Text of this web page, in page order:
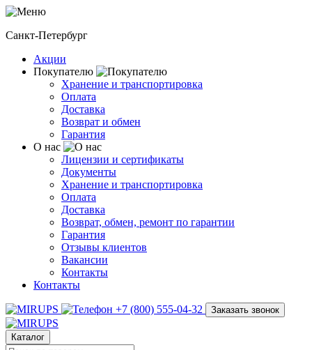
Санкт-Петербург
Акции
Покупателю
Хранение и транспортировка
Оплата
Доставка
Возврат и обмен
Гарантия
О нас
Лицензии и сертификаты
Документы
Хранение и транспортировка
Оплата
Доставка
Возврат, обмен, ремонт по гарантии
Гарантия
Отзывы клиентов
Вакансии
Контакты
Контакты
+7 (800) 555-04-32 Заказать звонок
Каталог